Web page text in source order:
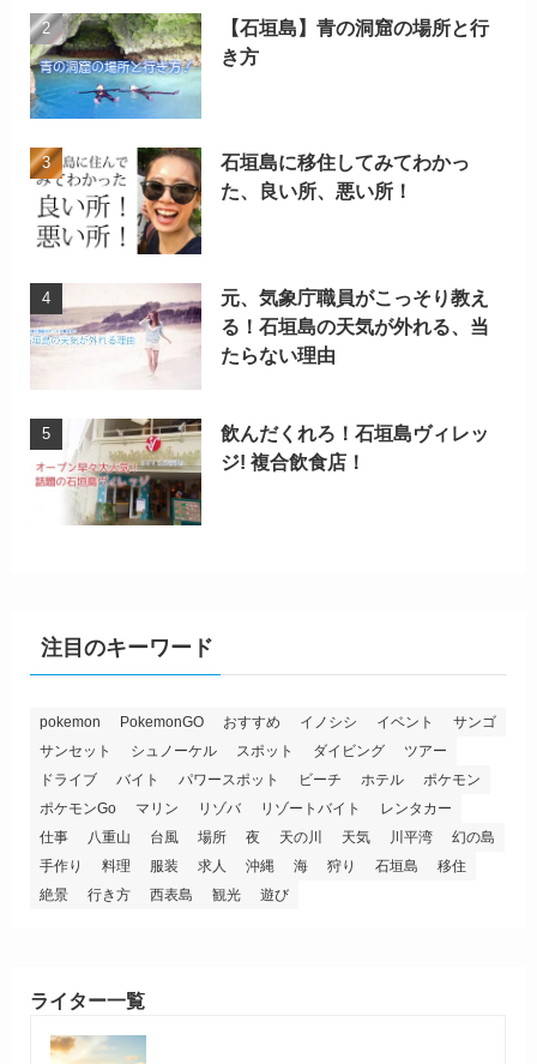
【石垣島】青の洞窟の場所と行
き方
石垣島に移住してみてわかっ
た、良い所、悪い所！
元、気象庁職員がこっそり教え
る！石垣島の天気が外れる、当
たらない理由
飲んだくれろ！石垣島ヴィレッ
ジ! 複合飲食店！
注目のキーワード
pokemon PokemonGO おすすめ イノシシ イベント
サンゴ
サンセット
シュノーケル スポット ダイビング
ツアー
ドライブ
バイト パワースポット ビーチ ホテル
ポケモン
ポケモンGo
マリン リゾバ リゾートバイト
レンタカー
仕事
八重山 台風 場所 夜 天の川 天気 川平湾
幻の島
手作り
料理 服装 求人 沖縄 海 狩り 石垣島
移住
絶景
行き方 西表島 観光 遊び
ライター一覧